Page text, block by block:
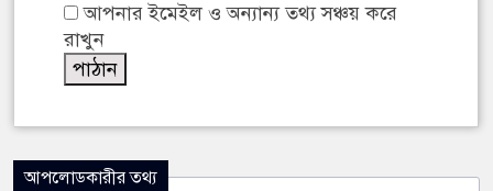
আপনার ইমেইল ও অন্যান্য তথ্য সঞ্চয় করে
রাখুন
আপলোডকারীর তথ্য